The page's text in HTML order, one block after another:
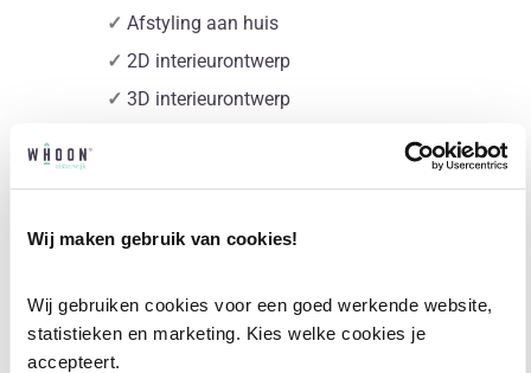
Wij maken gebruik van cookies!
Wij gebruiken cookies voor een goed werkende website,
statistieken en marketing. Kies welke cookies je
accepteert.
✓ Afstyling aan huis
✓ 2D interieurontwerp
✓ 3D interieurontwerp
Ontdek welk advies het beste bij jou past met
Vul het formulier hieronder in en wij nemen zo
snel mogelijk contact met je op!